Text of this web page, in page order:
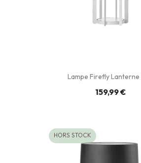
Lampe Firefly Lanterne
159,99 €
HORS STOCK